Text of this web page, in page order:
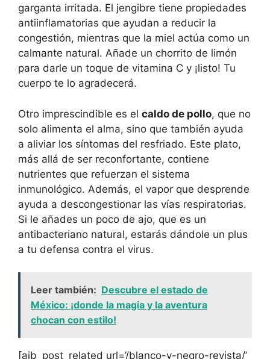
garganta irritada. El jengibre tiene propiedades
antiinflamatorias que ayudan a reducir la
congestión, mientras que la miel actúa como un
calmante natural. Añade un chorrito de limón
para darle un toque de vitamina C y ¡listo! Tu
cuerpo te lo agradecerá.
Otro imprescindible es el caldo de pollo, que no
solo alimenta el alma, sino que también ayuda
a aliviar los síntomas del resfriado. Este plato,
más allá de ser reconfortante, contiene
nutrientes que refuerzan el sistema
inmunológico. Además, el vapor que desprende
ayuda a descongestionar las vías respiratorias.
Si le añades un poco de ajo, que es un
antibacteriano natural, estarás dándole un plus
a tu defensa contra el virus.
Leer también: Descubre el estado de
México: ¡donde la magia y la aventura
chocan con estilo!
[aib_post_related url=’/blanco-y-negro-revista/’